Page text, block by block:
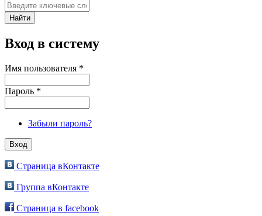
Вход в систему
Имя пользователя *
Пароль *
Забыли пароль?
Страница вКонтакте
Группа вКонтакте
Страница в facebook